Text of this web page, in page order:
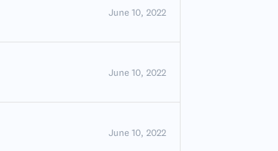
June 10, 2022
June 10, 2022
June 10, 2022